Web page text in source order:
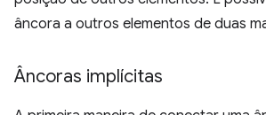
âncora a outros elementos de duas
Âncoras implícitas